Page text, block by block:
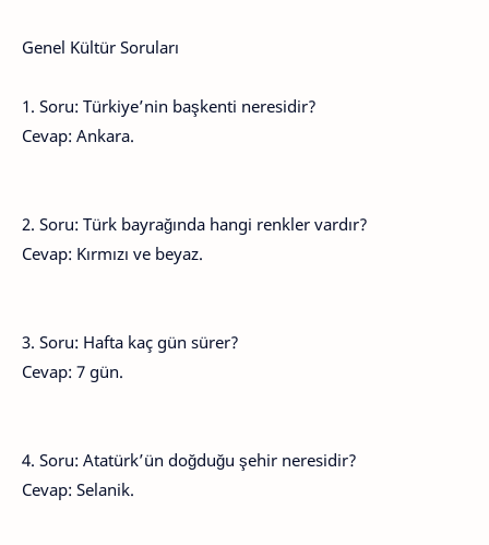
Genel Kültür Soruları
1. Soru: Türkiye’nin başkenti neresidir?
Cevap: Ankara.
2. Soru: Türk bayrağında hangi renkler vardır?
Cevap: Kırmızı ve beyaz.
3. Soru: Hafta kaç gün sürer?
Cevap: 7 gün.
4. Soru: Atatürk’ün doğduğu şehir neresidir?
Cevap: Selanik.